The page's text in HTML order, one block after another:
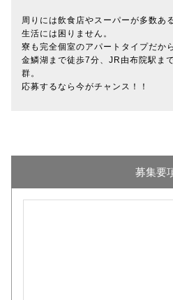
周りには飲食店やスーパーが多数あ
生活には困りません。
寮も完全個室のアパートタイプだか
金鱗湖まで徒歩7分、JR由布院駅ま
群。
応募するなら今がチャンス！！
募集要